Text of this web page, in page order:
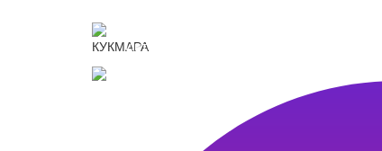
Интернет-магазин посуды Kukmara